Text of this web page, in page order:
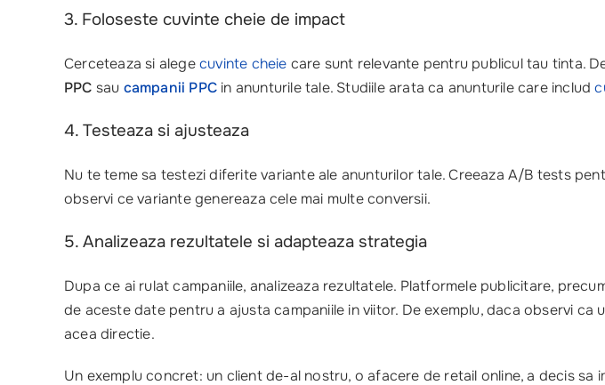
3. Foloseste cuvinte cheie de impact
Cerceteaza si alegecuvinte cheie care sunt relevante pentru publicul tau tinta.
PPC sau campanii PPC in anunturile tale. Studiile arata ca anunturile care includ
4. Testeaza si ajusteaza
Nu te teme sa testezi diferite variante ale anunturilor tale. Creeaza A/B tests
observi ce variante genereaza cele mai multe conversii.
5. Analizeaza rezultatele si adapteaza strategia
Dupa ce ai rulat campaniile, analizeaza rezultatele. Platformele publicitare,
de aceste date pentru a ajusta campaniile in viitor. De exemplu, daca observi
acea directie.
Un exemplu concret: un client de-al nostru, o afacere de retail online, a decis